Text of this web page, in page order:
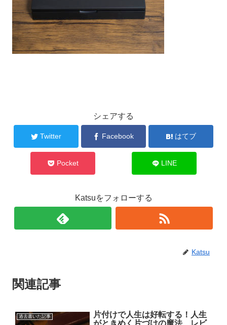
シェアする
Twitter Facebook はてブ
Pocket LINE
Katsuをフォローする
Katsu
関連記事
過去書いた記事
片付けで人生は好転する！人生